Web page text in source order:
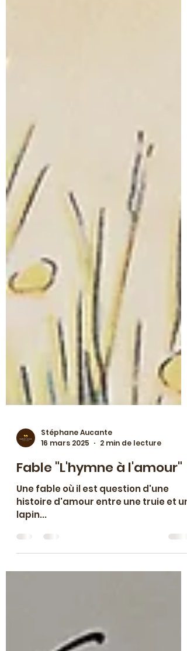
Stéphane Aucante
16 mars 2025
2 min de lecture
Fable "L'hymne à l'amour"
histoire d'amour entre une truie et un
lapin...